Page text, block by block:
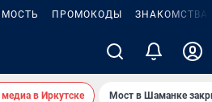
ПРОМОКОДЫ ЗНАКОМСТВА
в Иркутске Мост в Шаманке